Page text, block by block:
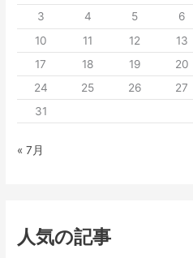
3
4 5 6
10
11 12 13
17
18 19 20
24
25 26 27
31
« 7月
人気の記事